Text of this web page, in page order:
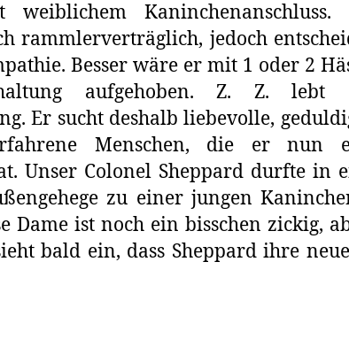
weiblichem
rammlerverträglich, jedoch
Besser wäre er mit 1 oder 2
aufgehoben. Z. Z.
Er sucht deshalb liebevolle,
Menschen, die er nun
Unser Colonel Sheppard durfte in
zu einer jungen
Dame ist noch ein bisschen zickig,
bald ein, dass Sheppard ihre